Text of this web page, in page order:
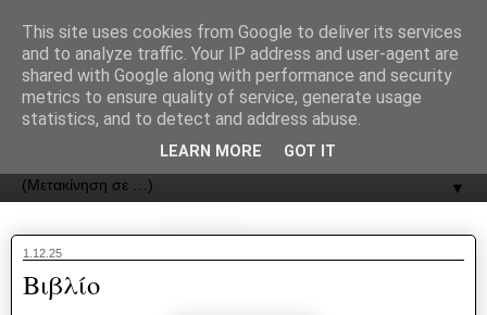
ΟΔΟΣ
▼
1.12.25
Βιβλίο
This site uses cookies from Google to deliver its services
and to analyze traffic. Your IP address and user-agent are
shared with Google along with performance and security
metrics to ensure quality of service, generate usage
statistics, and to detect and address abuse.
LEARN MORE GOT IT